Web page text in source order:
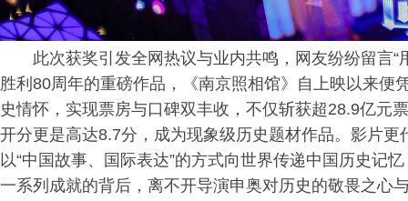
此次获奖引发全网热议与业内共鸣，网友纷纷留言
胜利80周年的重磅作品，《南京照相馆》自上映以来
史情怀，实现票房与口碑双丰收，不仅斩获超28.9亿元
开分更是高达8.7分，成为现象级历史题材作品。影片
以“中国故事、国际表达”的方式向世界传递中国历史记
一系列成就的背后，离不开导演申奥对历史的敬畏之心